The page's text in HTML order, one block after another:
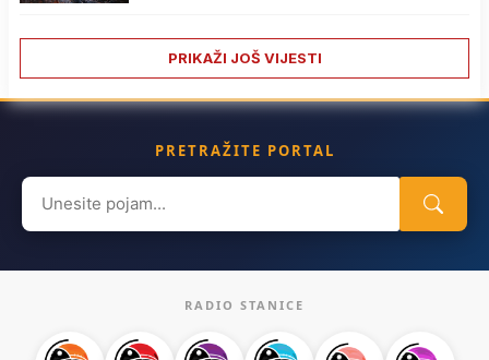
PRIKAŽI JOŠ VIJESTI
PRETRAŽITE PORTAL
Search
for:
RADIO STANICE